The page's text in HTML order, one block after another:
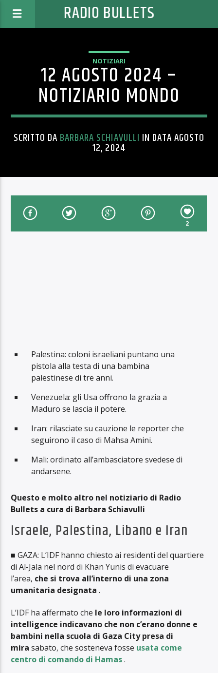
RADIO BULLETS
NOTIZIARI
12 AGOSTO 2024 –
NOTIZIARIO MONDO
SCRITTO DA BARBARA SCHIAVULLI IN DATA AGOSTO
12, 2024
2
Palestina: coloni israeliani puntano una
pistola alla testa di una bambina
palestinese di tre anni.
Venezuela: gli Usa offrono la grazia a
Maduro se lascia il potere.
Iran: rilasciate su cauzione le reporter che
seguirono il caso di Mahsa Amini.
Mali: ordinato all’ambasciatore svedese di
andarsene.
Questo e molto altro nel notiziario di Radio
Bullets a cura di Barbara Schiavulli
Israele, Palestina, Libano e Iran
■ GAZA: L’IDF hanno chiesto ai residenti del quartiere
di Al-Jala nel nord di Khan Yunis di evacuare
l’area, che si trova all’interno di una zona
umanitaria designata .
L’IDF ha affermato che le loro informazioni di
intelligence indicavano che non c’erano donne e
bambini nella scuola di Gaza City presa di
mira sabato, che sosteneva fosse usata come
centro di comando di Hamas.